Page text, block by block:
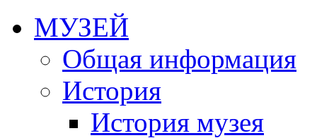
МУЗЕЙ
Общая информация
История
История музея